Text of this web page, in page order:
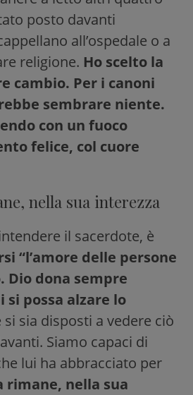
posto davanti
all’ospedale o a
religione. Ho scelto la
cambio. Per i canoni
sembrare niente.
con un fuoco
felice, col cuore
nella sua interezza
il sacerdote, è
“l’amore delle persone
Dio dona sempre
si possa alzare lo
si sia disposti a vedere ciò
Siamo capaci di
lui ha abbracciato per
rimane, nella sua